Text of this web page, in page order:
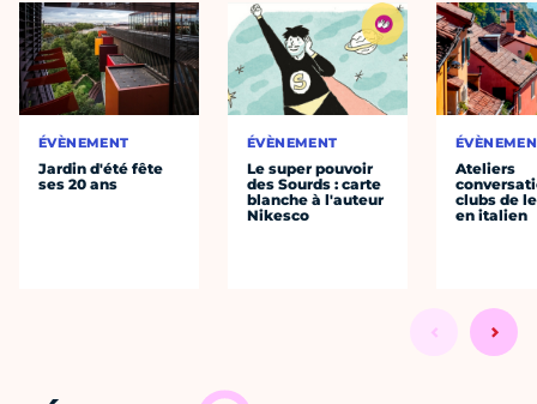
ÉVÈNEMENT
Jardin d'été fête
ses 20 ans
ÉVÈNEMENT
Le super pouvoir
des Sourds : carte
blanche à l'auteur
Nikesco
Ateliers
clubs de
en italien